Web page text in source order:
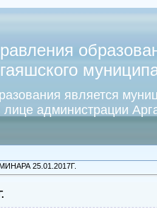
является
администрации
25.01.2017Г.